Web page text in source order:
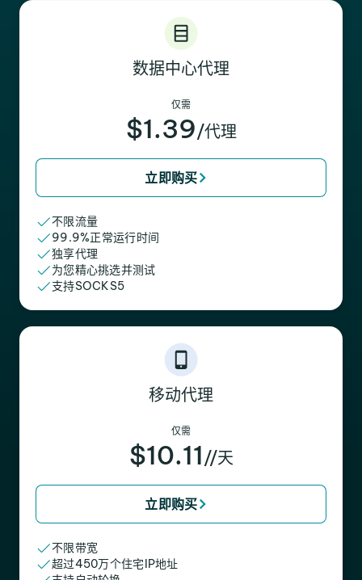
数据中心代理
仅需
$1.39/代理
立即购买
不限流量
99.9%正常运行时间
独享代理
为您精心挑选并测试
支持SOCKS5
移动代理
仅需
$10.11 //天
立即购买
不限带宽
超过450万个住宅IP地址